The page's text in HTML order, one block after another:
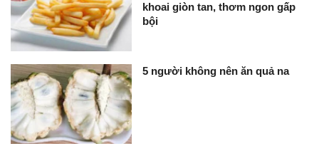
khoai giòn tan, thơm ngon gấp
bội
5 người không nên ăn quả na